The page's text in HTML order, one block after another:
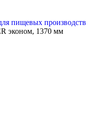
пищевых производств
эконом, 1370 мм